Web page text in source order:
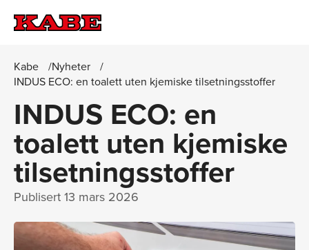
Kabe
Nyheter
INDUS ECO: en toalett uten kjemiske tilsetningsstoffer
INDUS ECO: en
toalett uten kjemiske
tilsetningsstoffer
Publisert 13 mars 2026